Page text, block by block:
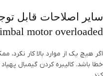
سایر اصلاحات قابل
motor overloaded
اگر هیچ یک از موارد بالا کار
خطا باشد. کالیبره کردن گیمبال